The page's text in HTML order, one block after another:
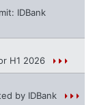
IDBank
H1 2026
by IDBank